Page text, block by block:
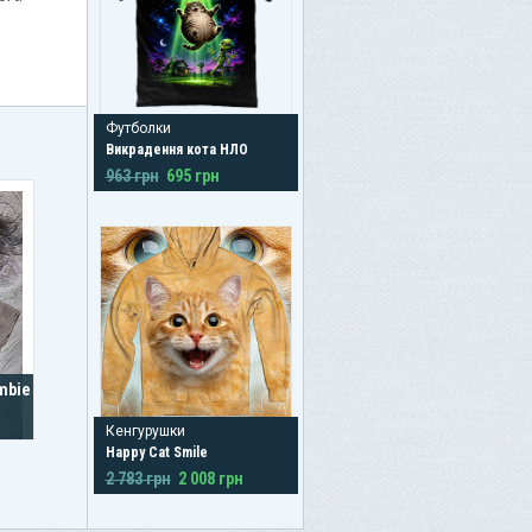
Футболки
Викрадення кота НЛО
963 грн 695 грн
Кенгурушки
Happy Cat Smile
2 783 грн 2 008 грн